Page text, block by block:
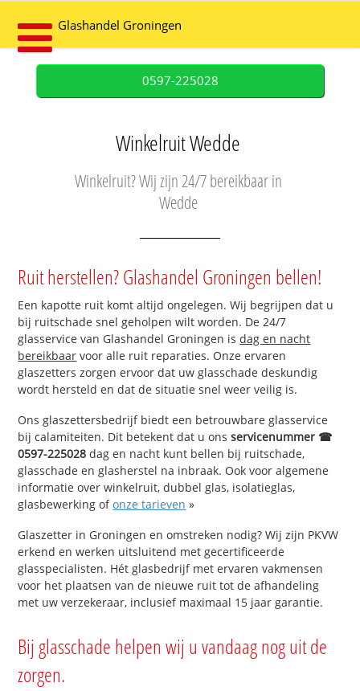
Glashandel Groningen
0597-225028
Winkelruit Wedde
Winkelruit? Wij zijn 24/7 bereikbaar in
Wedde
Ruit herstellen? Glashandel Groningen bellen!
Een kapotte ruit komt altijd ongelegen. Wij begrijpen dat u
bij ruitschade snel geholpen wilt worden. De 24/7
glasservice van Glashandel Groningen isdag en nacht
bereikbaar voor alle ruit reparaties. Onze ervaren
glaszetters zorgen ervoor dat uw glasschade deskundig
wordt hersteld en dat de situatie snel weer veilig is.
Ons glaszettersbedrijf biedt een betrouwbare glasservice
bij calamiteiten. Dit betekent dat u onsservicenummer ☎
0597-225028 dag en nacht kunt bellen bij ruitschade,
glasschade en glasherstel na inbraak. Ook voor algemene
informatie over winkelruit, dubbel glas, isolatieglas,
glasbewerking ofonze tarieven »
Glaszetter in Groningen en omstreken nodig? Wij zijn PKVW
erkend en werken uitsluitend met gecertificeerde
glasspecialisten. Hét glasbedrijf met ervaren vakmensen
voor het plaatsen van de nieuwe ruit tot de afhandeling
met uw verzekeraar, inclusief maximaal 15 jaar garantie.
Bij glasschade helpen wij u vandaag nog uit de
zorgen.